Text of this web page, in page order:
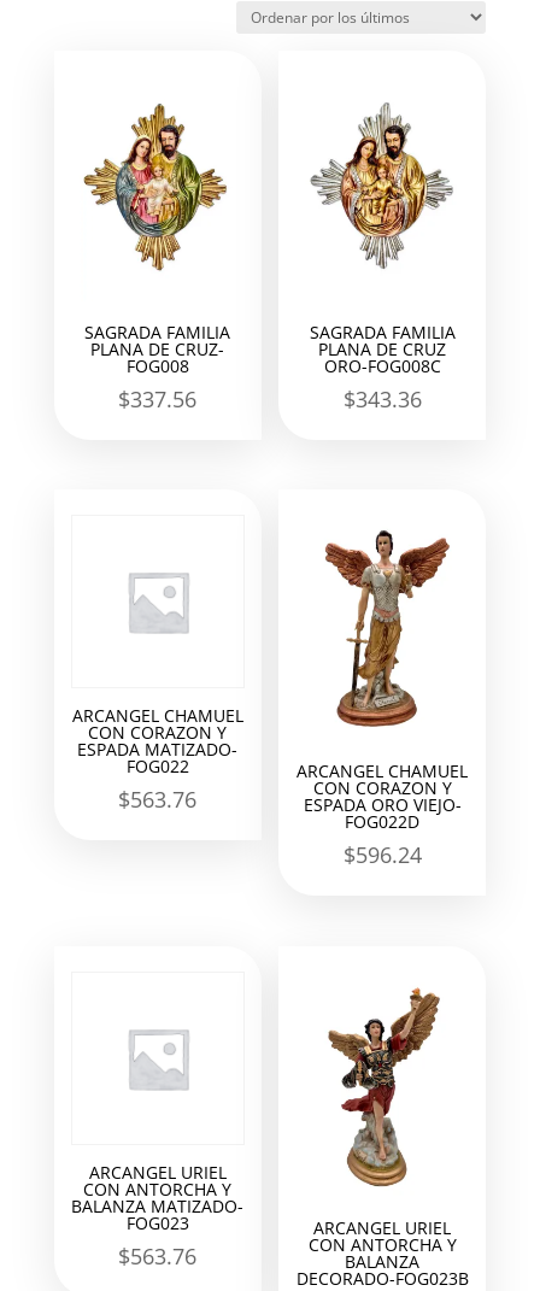
los
SAGRADA FAMILIA
PLANA DE CRUZ-
FOG008
$337.56
SAGRADA FAMILIA
PLANA DE CRUZ
ORO-FOG008C
$343.36
ARCANGEL CHAMUEL
CON CORAZON Y
ESPADA MATIZADO-
FOG022
$563.76
ARCANGEL CHAMUEL
CON CORAZON Y
ESPADA ORO VIEJO-
FOG022D
$596.24
ARCANGEL URIEL
CON ANTORCHA Y
BALANZA MATIZADO-
FOG023
$563.76
ARCANGEL URIEL
CON ANTORCHA Y
BALANZA
DECORADO-FOG023B